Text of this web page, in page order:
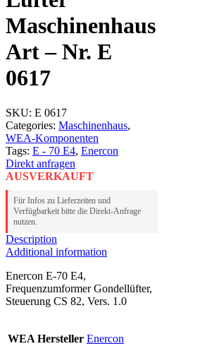
Maschinenhaus
Art – Nr. E
0617
SKU: E 0617
Categories: Maschinenhaus,
WEA-Komponenten
Tags: E - 70 E4, Enercon
Direkt anfragen
AUSVERKAUFT
Für Infos zu Lieferzeiten und
Verfügbarkeit bitte die Direkt-Anfrage
nutzen.
Description
Additional information
Enercon E-70 E4,
Frequenzumformer Gondellüfter,
Steuerung CS 82, Vers. 1.0
WEA Hersteller Enercon